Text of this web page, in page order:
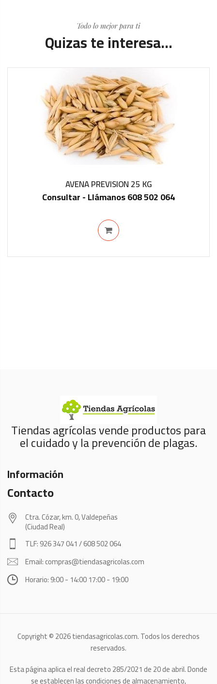
Todo lo mejor para ti
Quizas te interesa...
ON BACKORDER
AVENA PREVISION 25 KG
Consultar - Llámanos 608 502 064
Tiendas agrícolas vende productos para
el cuidado y la prevención de plagas.
Información
Contacto
Ctra. Cózar, km. 0, Valdepeñas
(Ciudad Real)
TLF: 926 347 041 / 608 502 064
Email: compras@tiendasagricolas.com
Horario: 9:00 - 14:00 17:00 - 19:00
Copyright © 2026 tiendasagricolas.com. Todos los derechos
reservados.
Esta página aplica el real decreto 285/2021 de 20 de abril. Donde
se establecen las condiciones de almacenamiento,